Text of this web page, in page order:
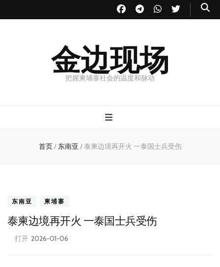
金边现场
把握柬埔寨社会的温度和脉动
首页/ 东南亚 /泰柬边境再开火 一泰国士兵受伤
东南亚 柬埔寨
泰柬边境再开火 一泰国士兵受伤
打开 2026-01-06